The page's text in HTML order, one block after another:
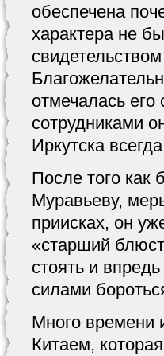
обеспечена
характера не
отмечалась
сотрудниками
Иркутска
После того как
Муравьеву,
приисках, он
«старший
стоять и
силами
Много времени
Китаем,